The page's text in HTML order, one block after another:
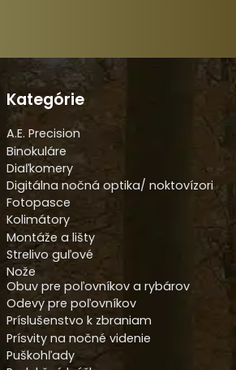
Kategórie
A.E. Precision
Binokuláre
Diaľkomery
Digitálna nočná optika/ noktovízori
Fotopasce
Kolimátory
Montáže a lišty
Strelivo guľové
Nože
Obuv pre poľovníkov a rybárov
Odevy pre poľovníkov
Príslušenstvo k zbraniam
Prísvity na nočné videnie
Puškohľady